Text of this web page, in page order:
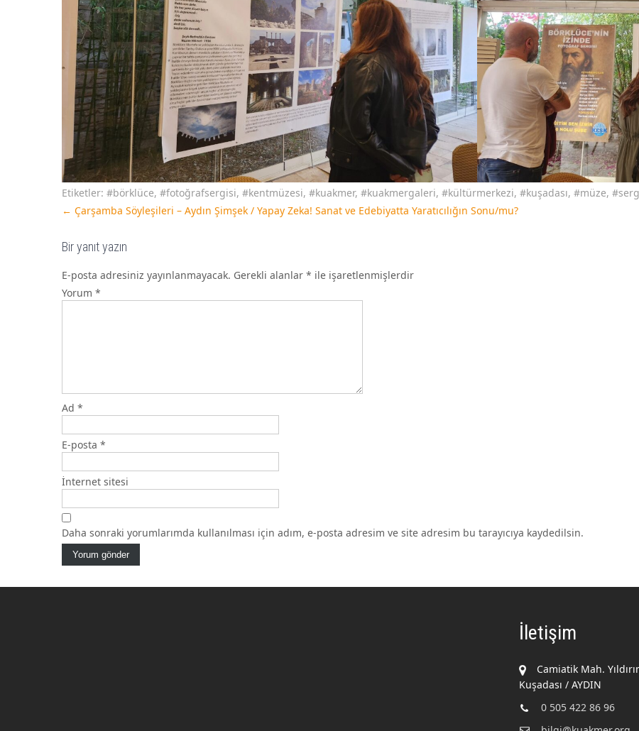
Etiketler: #börklüce, #fotoğrafsergisi, #kentmüzesi, #kuakmer, #kuakmergaleri, #kültürmerkezi, #kuşadası, #müze,
← Çarşamba Söyleşileri – Aydın Şimşek / Yapay Zeka! Sanat ve Edebiyatta Yaratıcılığın Sonu/mu?
Bir yanıt yazın
E-posta adresiniz yayınlanmayacak. Gerekli alanlar * ile işaretlenmişlerdir
Yorum *
Ad *
E-posta *
İnternet sitesi
Daha sonraki yorumlarımda kullanılması için adım, e-posta adresim ve site adresim bu tarayıcıya kaydedilsin.
İletişim
Camiatik Mah.
Kuşadası / AYDIN
0 505 422 86 96